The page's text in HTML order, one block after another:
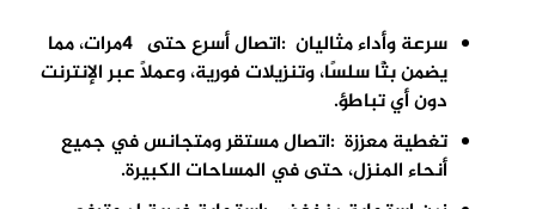
سرعة وأداء مثاليان :اتصال أسرع حتى 4مرات، مما
يضمن بثًا سلسًا، وتنزيلات فورية، وعملًا عبر الإنترنت
دون أي تباطؤ.
تغطية معززة:اتصال مستقر ومتجانس في جميع
أنحاء المنزل، حتى في المساحات الكبيرة.